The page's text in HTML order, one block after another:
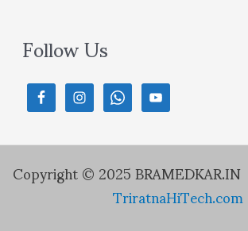
Follow Us
Copyright © 2025
TriratnaHiTech.com